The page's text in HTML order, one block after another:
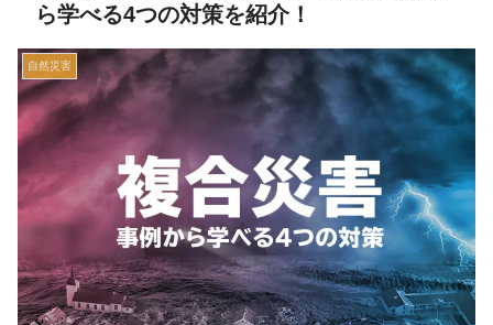
ら学べる4つの対策を紹介！
自然災害